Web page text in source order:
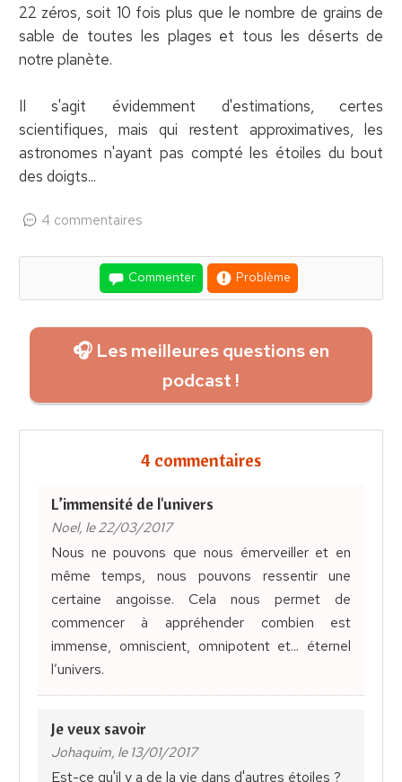
22 zéros, soit 10 fois plus que le nombre de grains de
sable de toutes les plages et tous les déserts de
notre planète.
Il s'agit évidemment d'estimations, certes
scientifiques, mais qui restent approximatives, les
astronomes n'ayant pas compté les étoiles du bout
des doigts...
4 commentaires
Commenter Problème
🎧 Les meilleures questions en
podcast !
4 commentaires
L’immensité de l'univers
Noel, le 22/03/2017
Nous ne pouvons que nous émerveiller et en
même temps, nous pouvons ressentir une
certaine angoisse. Cela nous permet de
commencer à appréhender combien est
immense, omniscient, omnipotent et... éternel
l’univers.
Je veux savoir
Johaquim, le 13/01/2017
Est-ce qu'il y a de la vie dans d'autres étoiles ?